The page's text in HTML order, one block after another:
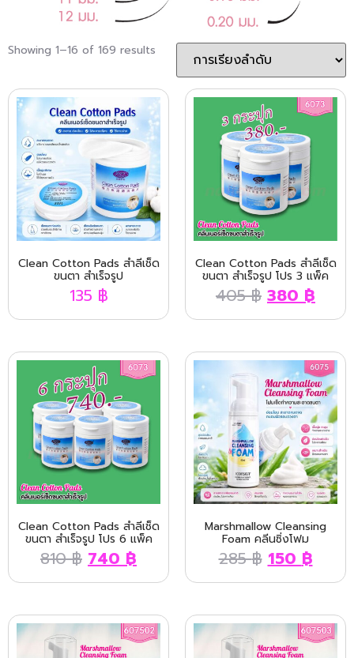
Showing 1–16 of 169 results
Clean Cotton Pads สำลีเช็ด
ขนตา สำเร็จรูป
135 ฿
Clean Cotton Pads สำลีเช็ด
ขนตา สำเร็จรูป โปร 3 แพ็ค
405฿ 380 ฿
Clean Cotton Pads สำลีเช็ด
ขนตา สำเร็จรูป โปร 6 แพ็ค
810฿ 740 ฿
Marshmallow Cleansing
Foam คลีนซิ่งโฟม
285฿ 150 ฿